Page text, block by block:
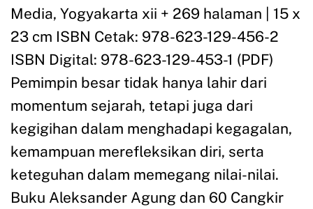
Media, Yogyakarta xii + 269 halaman | 15 x
23 cm ISBN Cetak: 978-623-129-456-2
ISBN Digital: 978-623-129-453-1 (PDF)
Pemimpin besar tidak hanya lahir dari
momentum sejarah, tetapi juga dari
kegigihan dalam menghadapi kegagalan,
kemampuan merefleksikan diri, serta
keteguhan dalam memegang nilai-nilai.
Buku Aleksander Agung dan 60 Cangkir